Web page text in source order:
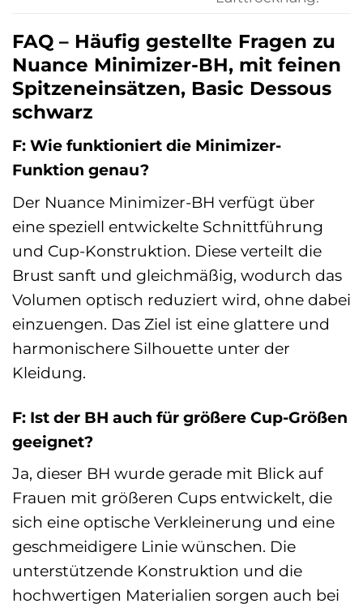
FAQ – Häufig gestellte Fragen zu
Nuance Minimizer-BH, mit feinen
Spitzeneinsätzen, Basic Dessous
schwarz
F: Wie funktioniert die Minimizer-
Funktion genau?
Der Nuance Minimizer-BH verfügt über
eine speziell entwickelte Schnittführung
und Cup-Konstruktion. Diese verteilt die
Brust sanft und gleichmäßig, wodurch das
Volumen optisch reduziert wird, ohne dabei
einzuengen. Das Ziel ist eine glattere und
harmonischere Silhouette unter der
Kleidung.
F: Ist der BH auch für größere Cup-Größen
geeignet?
Ja, dieser BH wurde gerade mit Blick auf
Frauen mit größeren Cups entwickelt, die
sich eine optische Verkleinerung und eine
geschmeidigere Linie wünschen. Die
unterstützende Konstruktion und die
hochwertigen Materialien sorgen auch bei